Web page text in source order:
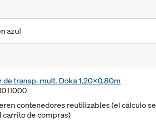
azul
de transp. mult. Doka 1,20x0,80m
contenedores reutilizables (el cálculo se
carrito de compras)